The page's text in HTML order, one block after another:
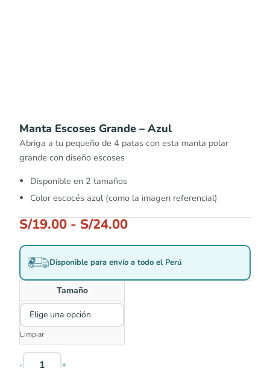
Manta Escoses Grande – Azul
Abriga a tu pequeño de 4 patas con esta manta polar
grande con diseño escoses
Disponible en 2 tamaños
Color escocés azul (como la imagen referencial)
S/19.00 - S/24.00
Disponible para envío a todo el Perú
Tamaño
Limpiar
- +